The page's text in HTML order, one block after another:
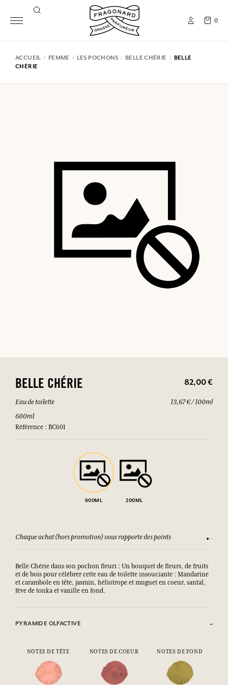
0
ACCUEIL FEMME LES POCHONS BELLE CHÉRIE
BELLE
CHÉRIE
BELLE CHÉRIE 82,00 €
Eau de toilette
600ml
Référence : BC601
13,67 € / 100ml
600ML 200ML
Chaque achat (hors promotion) vous rapporte des points
Belle Chérie dans son pochon fleuri : Un bouquet de fleurs, de fruits
et de bois pour célébrer cette eau de toilette insouciante : Mandarine
et carambole en tête, jasmin, héliotrope et muguet en coeur, santal,
fève de tonka et vanille en fond.
PYRAMIDE OLFACTIVE
NOTES DE TÊTE NOTES DE COEUR NOTES DE FOND